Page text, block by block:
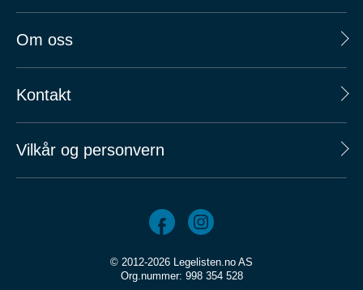
Om oss
Kontakt
Vilkår og personvern
© 2012-2026 Legelisten.no AS
Org.nummer: 998 354 528